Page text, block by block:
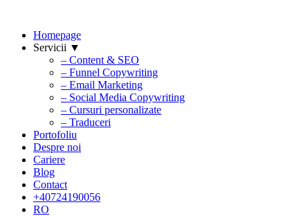
Homepage
Servicii ▼
– Content & SEO
– Funnel Copywriting
– Email Marketing
– Social Media Copywriting
– Cursuri personalizate
– Traduceri
Portofoliu
Despre noi
Cariere
Blog
Contact
+40724190056
RO